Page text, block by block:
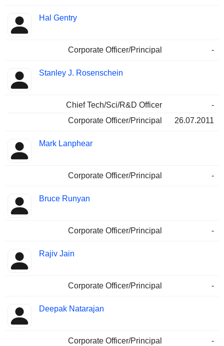
Hal Gentry
Corporate Officer/Principal -
Stanley J. Rosenschein
Chief Tech/Sci/R&D Officer
-
Corporate Officer/Principal
26.07.2011
Mark Lanphear
Corporate Officer/Principal -
Bruce Runyan
Corporate Officer/Principal -
Rajiv Jain
Corporate Officer/Principal -
Deepak Natarajan
Corporate Officer/Principal -